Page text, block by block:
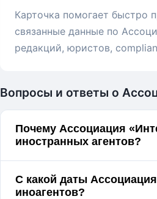
Карточка помогает быстро
связанные данные по
редакций, юристов,
Вопросы и ответы о
Почему Ассоциация
иностранных агентов?
С какой даты
иноагентов?